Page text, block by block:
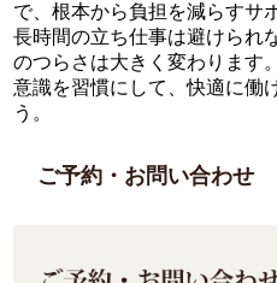
で、根本から負担を減らすサ
長時間の立ち仕事は避けられ
のつらさは大きく変わります
意識を習慣にして、快適に働
う。
ご予約・お問い合わせ